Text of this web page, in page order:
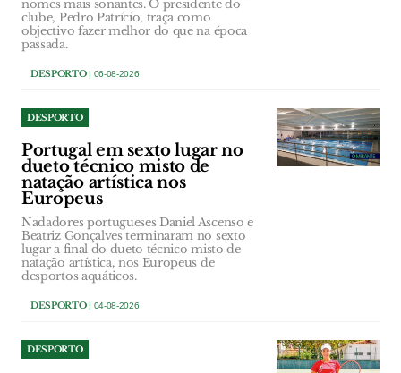
nomes mais sonantes. O presidente do
clube, Pedro Patrício, traça como
objectivo fazer melhor do que na época
passada.
DESPORTO| 06-08-2026
DESPORTO
Portugal em sexto lugar no
dueto técnico misto de
natação artística nos
Europeus
Nadadores portugueses Daniel Ascenso e
Beatriz Gonçalves terminaram no sexto
lugar a final do dueto técnico misto de
natação artística, nos Europeus de
desportos aquáticos.
DESPORTO| 04-08-2026
DESPORTO